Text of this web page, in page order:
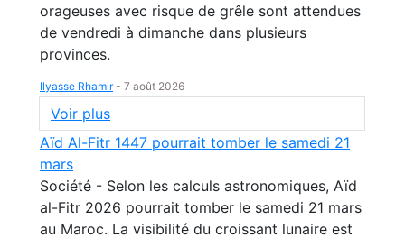
orageuses avec risque de grêle sont attendues
de vendredi à dimanche dans plusieurs
provinces.
Ilyasse Rhamir- 7 août 2026
Voir plus
Aïd Al-Fitr 1447 pourrait tomber le samedi 21
mars
Société - Selon les calculs astronomiques, Aïd
al-Fitr 2026 pourrait tomber le samedi 21 mars
au Maroc. La visibilité du croissant lunaire est